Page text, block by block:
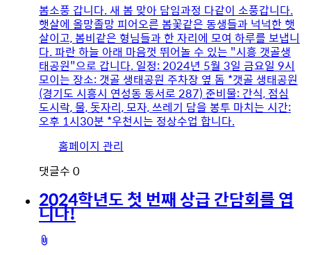
파
일
봄소풍 갑니다. 새 봄 맞아 담임과정 다같이 소풍갑니다.
햇살에 올망졸망 피어오른 봄꽃같은 동생들과 넉넉한 햇
살이고, 봄비같은 형님들과 한 자리에 모여 하루를 보냅니
다. 파란 하늘 아래 마음껏 뛰어놀 수 있는 "시흥 갯골생
태공원"으로 갑니다. 일정: 2024년 5월 3일 금요일 9시
모이는 장소: 갯골 생태공원 주차장 옆 돔 *갯골 생태공원
(경기도 시흥시 연성동 동서로 287) 준비물: 간식, 점심
도시락, 물, 돗자리, 모자, 쓰레기 담을 봉투 마치는 시간:
오후 1시30분 *우천시는 정상수업 합니다.
이
지
홈페이지 관리
댓글수 0
2024학년도 첫 번째 상급 간담회를 엽
니다!